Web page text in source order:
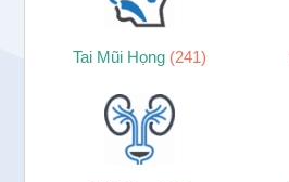
Tai Mũi Họng (241)